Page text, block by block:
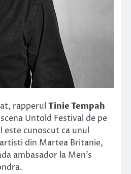
rapperul Tinie Tempah
Untold Festival de pe
este cunoscut ca unul
din Martea Britanie,
ambasador la Men’s